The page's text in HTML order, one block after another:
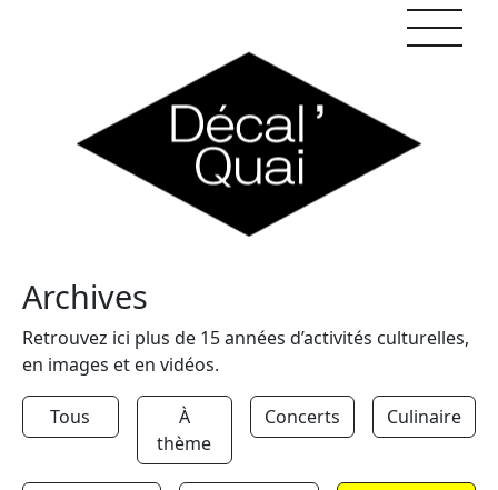
Archives
Retrouvez ici plus de 15 années d’activités culturelles,
en images et en vidéos.
Tous
À
thème
Concerts Culinaire